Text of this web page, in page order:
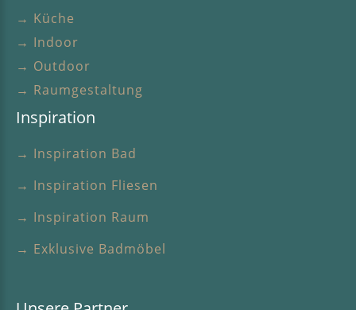
→ Küche
→ Indoor
→ Outdoor
→ Raumgestaltung
Inspiration
→ Inspiration Bad
→ Inspiration Fliesen
→ Inspiration Raum
→ Exklusive Badmöbel